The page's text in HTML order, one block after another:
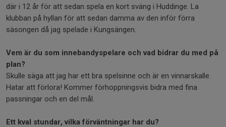
där i 12 år för att sedan spela en kort sväng i Huddinge. La
klubban på hyllan för att sedan damma av den inför förra
säsongen då jag spelade i Kungsängen.
Vem är du som innebandyspelare och vad bidrar du med på
plan?
Skulle säga att jag har ett bra spelsinne och är en vinnarskalle.
Hatar att förlora! Kommer förhoppningsvis bidra med fina
passningar och en del mål.
Ett kval stundar, vilka förväntningar har du?